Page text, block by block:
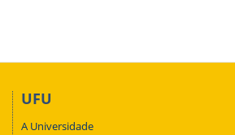
UFU
A Universidade